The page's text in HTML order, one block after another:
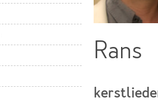
Rans